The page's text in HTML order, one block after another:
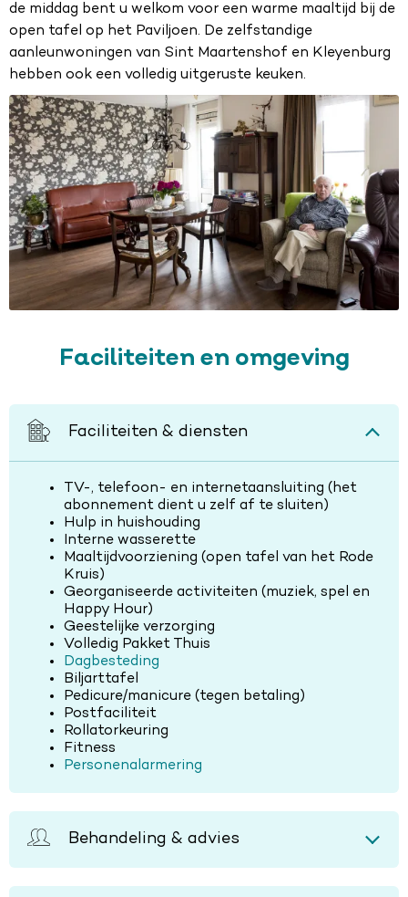
de middag bent u welkom voor een warme maaltijd bij de
open tafel op het Paviljoen. De zelfstandige
aanleunwoningen van Sint Maartenshof en Kleyenburg
hebben ook een volledig uitgeruste keuken.
Faciliteiten en omgeving
Faciliteiten & diensten
TV-, telefoon- en internetaansluiting (het
abonnement dient u zelf af te sluiten)
Hulp in huishouding
Interne wasserette
Maaltijdvoorziening (open tafel van het Rode
Kruis)
Georganiseerde activiteiten (muziek, spel en
Happy Hour)
Geestelijke verzorging
Volledig Pakket Thuis
Dagbesteding
Biljarttafel
Pedicure/manicure (tegen betaling)
Postfaciliteit
Rollatorkeuring
Fitness
Personenalarmering
Behandeling & advies